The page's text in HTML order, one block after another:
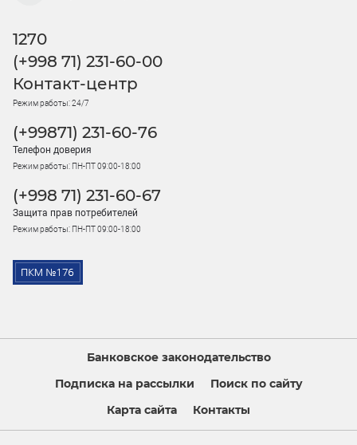
1270
(+998 71) 231-60-00
Контакт-центр
Режим работы: 24/7
(+99871) 231-60-76
Телефон доверия
Режим работы: ПН-ПТ 09:00-18:00
(+998 71) 231-60-67
Защита прав потребителей
Режим работы: ПН-ПТ 09:00-18:00
Банковское законодательство
Подписка на рассылки
Поиск по сайту
Карта сайта
Контакты